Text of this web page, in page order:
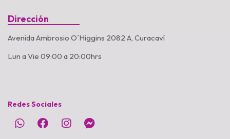
Dirección
Avenida Ambrosio O´Higgins 2082 A, Curacaví
Lun a Vie 09:00 a 20:00hrs
Redes Sociales